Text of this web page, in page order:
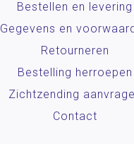
Bestellen en levering
Gegevens en
Retourneren
Bestelling herroepen
Zichtzending
Contact